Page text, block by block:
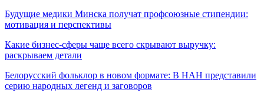
Будущие медики Минска получат профсоюзные стипендии:
мотивация и перспективы
Какие бизнес-сферы чаще всего скрывают выручку:
раскрываем детали
Белорусский фольклор в новом формате: В НАН представили
серию народных легенд и заговоров